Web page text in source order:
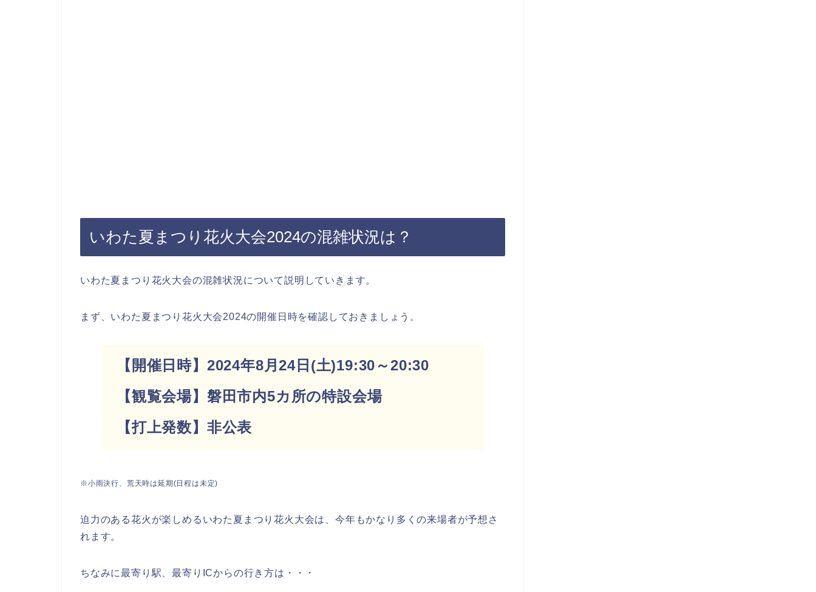
いわた夏まつり花火大会2024の混雑状況は？
いわた夏まつり花火大会の混雑状況について説明していきます。
まず、いわた夏まつり花火大会2024の開催日時を確認しておきましょう。
【開催日時】2024年8月24日(土)19:30～20:30
【観覧会場】磐田市内5カ所の特設会場
【打上発数】非公表
※小雨決行、荒天時は延期(日程は未定)
迫力のある花火が楽しめるいわた夏まつり花火大会は、今年もかなり多くの来場者が予想さ
れます。
ちなみに最寄り駅、最寄りICからの行き方は・・・